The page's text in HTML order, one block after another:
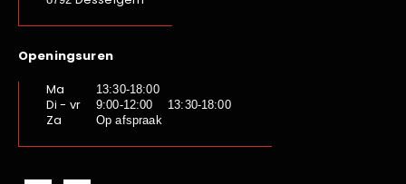
Openingsuren
Ma
13:30-18:00
Di - vr 9:00-12:00 13:30-18:00
Za Op afspraak